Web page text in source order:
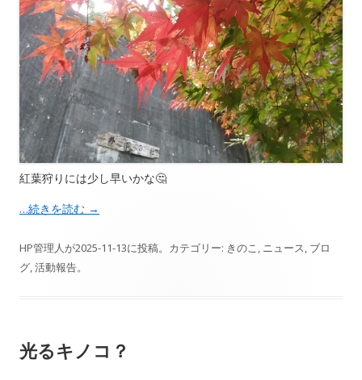
紅葉狩りには少し早いかな🤔
…続きを読む →
HP管理人が2025-11-13に投稿。カテゴリー: きのこ , ニュース, ブロ
グ,活動報告。
光るキノコ？